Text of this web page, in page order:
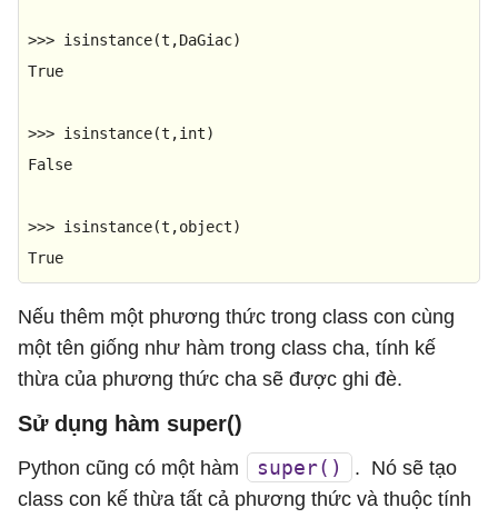
>>> isinstance
True
>>> isinstance(t,int
False
>>> isinstance(t,object
True
Nếu thêm một phương thức trong class con cùng
một tên giống như hàm trong class cha, tính kế
thừa của phương thức cha sẽ được ghi đè.
Sử dụng hàm super()
Python cũng có một hàm super()
. Nó sẽ tạo
class con kế thừa tất cả phương thức và thuộc tính